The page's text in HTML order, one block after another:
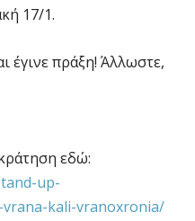
17/1.
έγινε πράξη! Άλλωστε,
εδώ:
up-
kali-vranoxronia/